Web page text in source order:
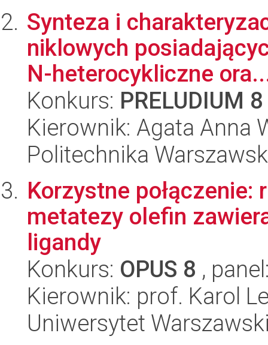
Synteza i
niklowych
N-heterocykliczne
Konkurs: PRELUDIUM 8
Kierownik: Agata Anna
Politechnika
Korzystne
metatezy olefin
ligandy
Konkurs: OPUS 8 ,
Kierownik: prof. Karol
Uniwersytet